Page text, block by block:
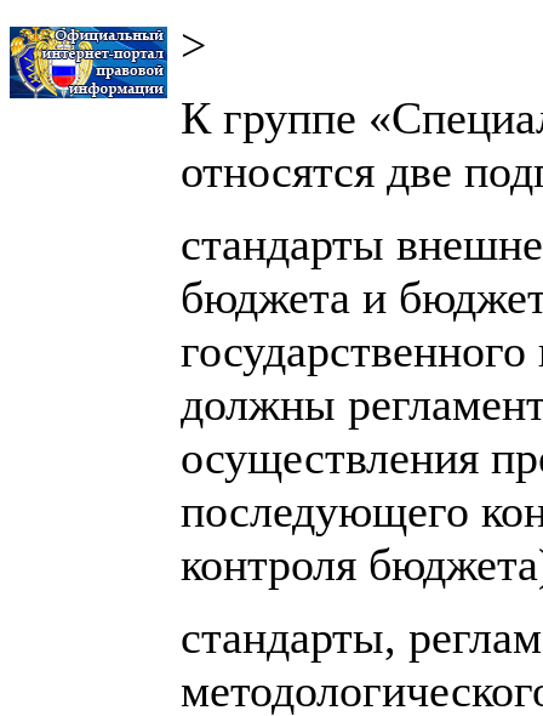
>
К группе
относятся две
стандарты
бюджета и
должны
осуществления
последующего
контроля
стандарты,